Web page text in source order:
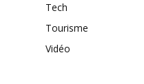
Tech
Tourisme
Vidéo